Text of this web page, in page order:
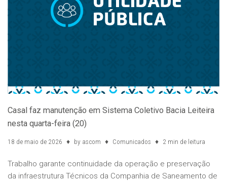
Casal faz manutenção em Sistema Coletivo Bacia Leiteira
nesta quarta-feira (20)
18 de maio de 2026 by ascom Comunicados 2 min de leitura
Trabalho garante continuidade da operação e preservação
da infraestrutura Técnicos da Companhia de Saneamento de